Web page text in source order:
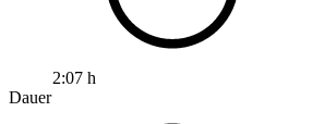
2:07 h
Dauer